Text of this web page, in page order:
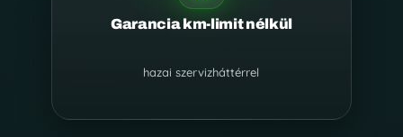
Garancia km-limit nélkül
hazai szervizháttérrel